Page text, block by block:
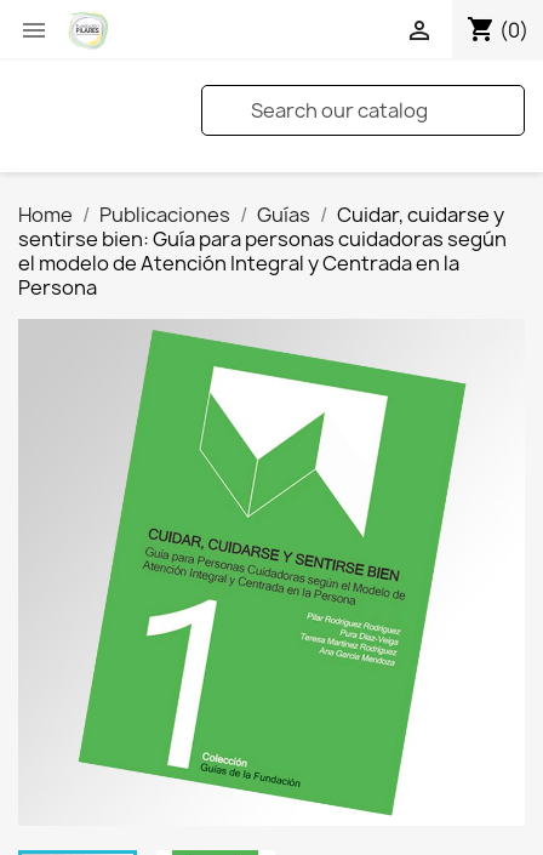
 shopping_cart (0)

Home Publicaciones Guías
Cuidar, cuidarse y
sentirse bien: Guía para personas cuidadoras según
el modelo de Atención Integral y Centrada en la
Persona